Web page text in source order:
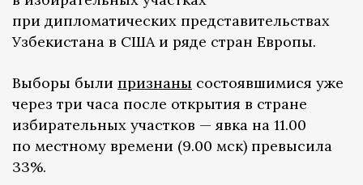
при дипломатических представительствах
Узбекистана в США и ряде стран Европы.
Выборы были признаны состоявшимися уже
через три часа после открытия в стране
избирательных участков — явка на 11.00
по местному времени (9.00 мск) превысила
33%.